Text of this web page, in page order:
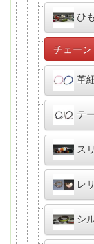
ひ
チェーン
革
テ
ス
レ
シ